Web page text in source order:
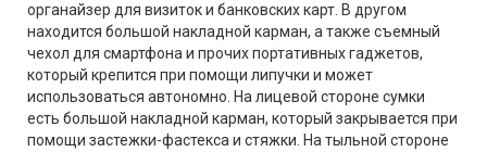
органайзер для визиток и банковских карт. В другом
находится большой накладной карман, а также съемный
чехол для смартфона и прочих портативных гаджетов,
который крепится при помощи липучки и может
использоваться автономно. На лицевой стороне сумки
есть большой накладной карман, который закрывается при
помощи застежки-фастекса и стяжки. На тыльной стороне